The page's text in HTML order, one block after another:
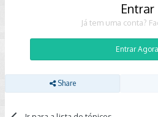
Entrar
Já tem uma conta?
Entrar Agora
Share